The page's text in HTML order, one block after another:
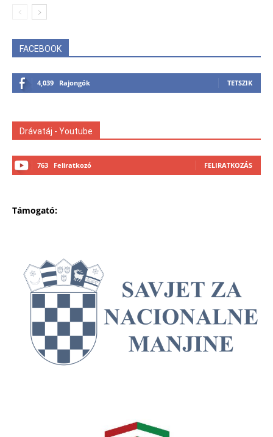
FACEBOOK
4,039 Rajongók TETSZIK
Drávatáj - Youtube
763 Feliratkozó FELIRATKOZÁS
Támogató: